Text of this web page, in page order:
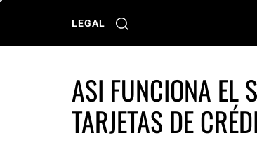
LEGAL
ASI FUNCIONA EL
TARJETAS DE